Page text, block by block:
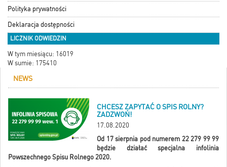
Polityka prywatności
Deklaracja dostępności
LICZNIK ODWIEDZIN
W tym miesiącu: 16019
W sumie: 175410
NEWS
CHCESZ ZAPYTAĆ O SPIS ROLNY?
ZADZWOŃ!
17.08.2020
Od 17 sierpnia pod numerem 22 279 99 99
będzie działać specjalna infolinia
Powszechnego Spisu Rolnego 2020.